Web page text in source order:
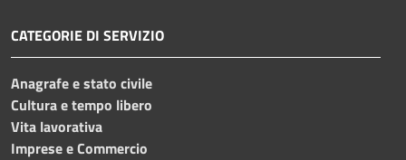
CATEGORIE DI SERVIZIO
Anagrafe e stato civile
Cultura e tempo libero
Vita lavorativa
Imprese e Commercio